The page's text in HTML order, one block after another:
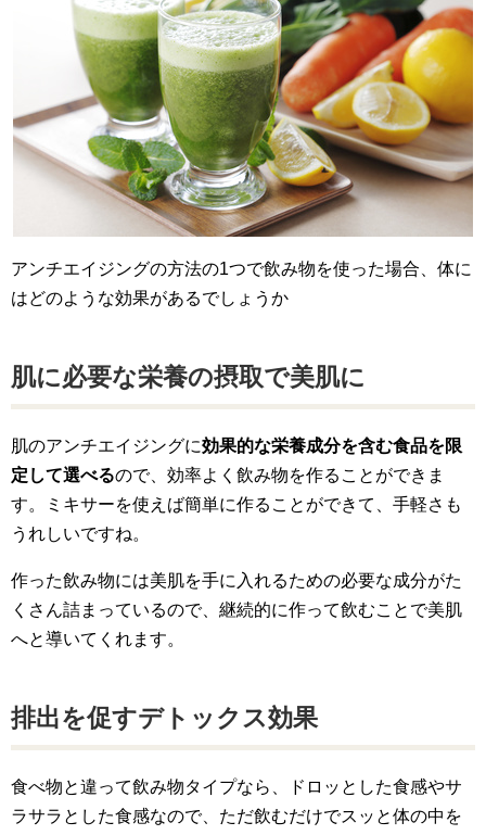
アンチエイジングの方法の1つで飲み物を使った場合、体に
はどのような効果があるでしょうか
肌に必要な栄養の摂取で美肌に
肌のアンチエイジングに効果的な栄養成分を含む食品を限
定して選べるので、効率よく飲み物を作ることができま
す。ミキサーを使えば簡単に作ることができて、手軽さも
うれしいですね。
作った飲み物には美肌を手に入れるための必要な成分がた
くさん詰まっているので、継続的に作って飲むことで美肌
へと導いてくれます。
排出を促すデトックス効果
食べ物と違って飲み物タイプなら、ドロッとした食感やサ
ラサラとした食感なので、ただ飲むだけでスッと体の中を